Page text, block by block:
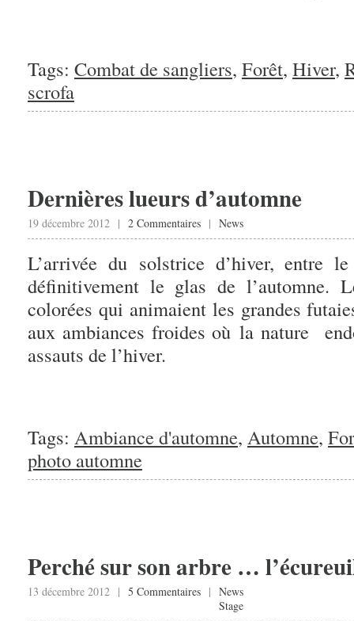
Tags: Combat de sangliers, Forêt, Hiver,
scrofa
Dernières lueurs d’automne
19 décembre 2012 | 2 Commentaires | News
L’arrivée du solstrice d’hiver, entre
définitivement le glas de l’automne.
colorées qui animaient les grandes
aux ambiances froides où la nature
assauts de l’hiver.
Tags: Ambiance d'automne, Automne,
photo automne
Perché sur son arbre …
13 décembre 2012 | 5 Commentaires | News
Stage